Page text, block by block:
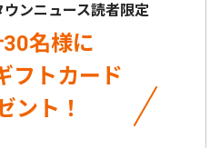
ウンニュース読者限定
名様に
フトカード
ント！